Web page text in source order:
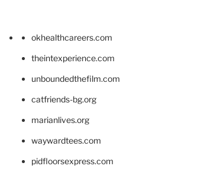
okhealthcareers.com
theintexperience.com
unboundedthefilm.com
catfriends-bg.org
marianlives.org
waywardtees.com
pidfloorsexpress.com